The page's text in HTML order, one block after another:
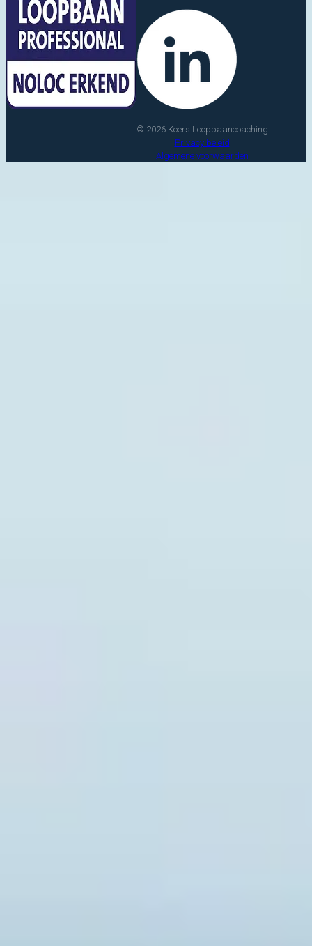
© 2026 Koers Loopbaancoaching
Privacy beleid
Algemene voorwaarden